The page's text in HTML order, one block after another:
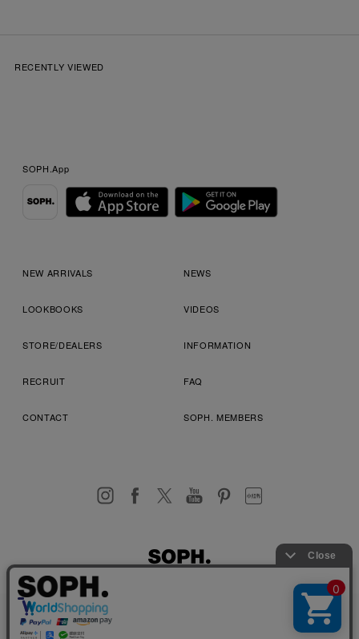
RECENTLY VIEWED
SOPH.App
NEW ARRIVALS NEWS
LOOKBOOKS VIDEOS
STORE/DEALERS INFORMATION
RECRUIT FAQ
CONTACT SOPH. MEMBERS
プライバシーポリシー
店舗受取サービス
お客様により良いサービスを提供するため、cookie(クッキー)を
使用することがございます。 詳しくは
プライバシーポリシーを